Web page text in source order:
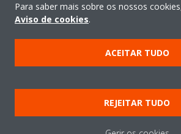
Aviso de cookies
Política de
Ética empresarial
Data
Para saber mais sobre os nossos
Aviso de cookies.
ACEITAR TUDO
REJEITAR TUDO